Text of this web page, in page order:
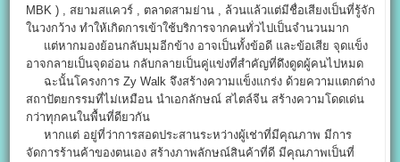
MBK ) , สยามสแควร์ , ตลาดสามย่าน , ล้วนแล้วแต่มีชื่อเสียงเป็นที่รู้จัก
ในวงกว้าง ทำให้เกิดการเข้าใช้บริการจากคนทั่วไปเป็นจำนวนมาก
แต่หากมองย้อนกลับมุมอีกข้าง อาจเป็นทั้งข้อดี และข้อเสีย จุดแข็ง
อาจกลายเป็นจุดอ่อน กลับกลายเป็นคู่แข่งที่สำคัญที่ดึงดูดผู้คนไปหมด
ฉะนั้นโครงการ Zy Walk จึงสร้างความแข็งแกร่ง ด้วยความแตกต่าง
สถาปัตยกรรมที่ไม่เหมือน นำเอกลักษณ์ สไตล์จีน สร้างความโดดเด่น
กว่าทุกคนในพื้นที่ดียวกัน
หากแต่ อยู่ที่ว่าการสอดประสานระหว่างผู้เช่าที่มีคุณภาพ มีการ
จัดการร้านค้าของตนเอง สร้างภาพลักษณ์สินค้าที่ดี มีคุณภาพเป็นที่